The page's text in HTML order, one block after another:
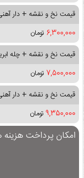
قیمت نخ و نقشه + دار
6,300,000 تومان
قیمت نخ و نقشه + چله
7,500,000 تومان
قیمت نخ و نقشه + دار
9,350,000 تومان
امکان پرداخت